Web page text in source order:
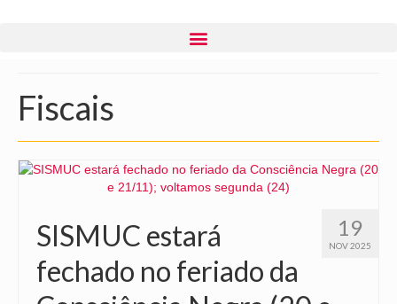
Fiscais
19
NOV 2025
SISMUC estará
fechado no feriado da